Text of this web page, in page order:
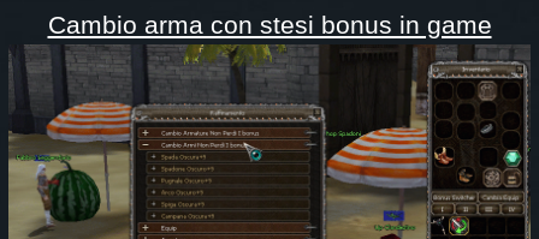
Cambio arma con stesi bonus in game